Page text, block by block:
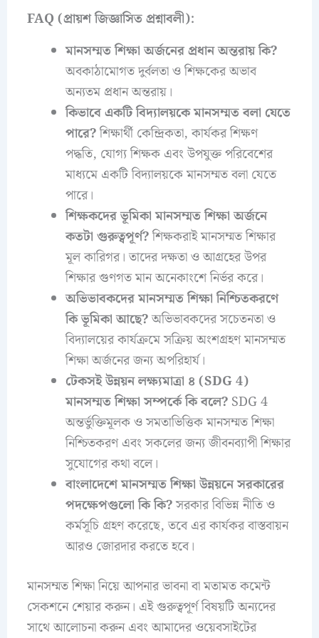
FAQ (প্রায়শ জিজ্ঞাসিত প্রশ্নাবলী):
মানসম্মত শিক্ষা অর্জনের প্রধান অন্তরায় কি?
অবকাঠামোগত দুর্বলতা ও শিক্ষকের অভাব
অন্যতম প্রধান অন্তরায়।
কিভাবে একটি বিদ্যালয়কে মানসম্মত বলা যেতে
পারে?শিক্ষার্থী কেন্দ্রিকতা, কার্যকর শিক্ষণ
পদ্ধতি, যোগ্য শিক্ষক এবং উপযুক্ত পরিবেশের
মাধ্যমে একটি বিদ্যালয়কে মানসম্মত বলা যেতে
পারে।
শিক্ষকদের ভূমিকা মানসম্মত শিক্ষা অর্জনে
কতটা গুরুত্বপূর্ণ?শিক্ষকরাই মানসম্মত শিক্ষার
মূল কারিগর। তাদের দক্ষতা ও আগ্রহের উপর
শিক্ষার গুণগত মান অনেকাংশে নির্ভর করে।
অভিভাবকদের মানসম্মত শিক্ষা নিশ্চিতকরণে
কি ভূমিকা আছে?অভিভাবকদের সচেতনতা ও
বিদ্যালয়ের কার্যক্রমে সক্রিয় অংশগ্রহণ মানসম্মত
শিক্ষা অর্জনের জন্য অপরিহার্য।
টেকসই উন্নয়ন লক্ষ্যমাত্রা ৪ (SDG 4)
মানসম্মত শিক্ষা সম্পর্কে কি বলে?SDG 4
অন্তর্ভুক্তিমূলক ও সমতাভিত্তিক মানসম্মত শিক্ষা
নিশ্চিতকরণ এবং সকলের জন্য জীবনব্যাপী শিক্ষার
সুযোগের কথা বলে।
বাংলাদেশে মানসম্মত শিক্ষা উন্নয়নে সরকারের
পদক্ষেপগুলো কি কি?সরকার বিভিন্ন নীতি ও
কর্মসূচি গ্রহণ করেছে, তবে এর কার্যকর বাস্তবায়ন
আরও জোরদার করতে হবে।
মানসম্মত শিক্ষা নিয়ে আপনার ভাবনা বা মতামত কমেন্ট
সেকশনে শেয়ার করুন। এই গুরুত্বপূর্ণ বিষয়টি অন্যদের
সাথে আলোচনা করুন এবং আমাদের ওয়েবসাইটের